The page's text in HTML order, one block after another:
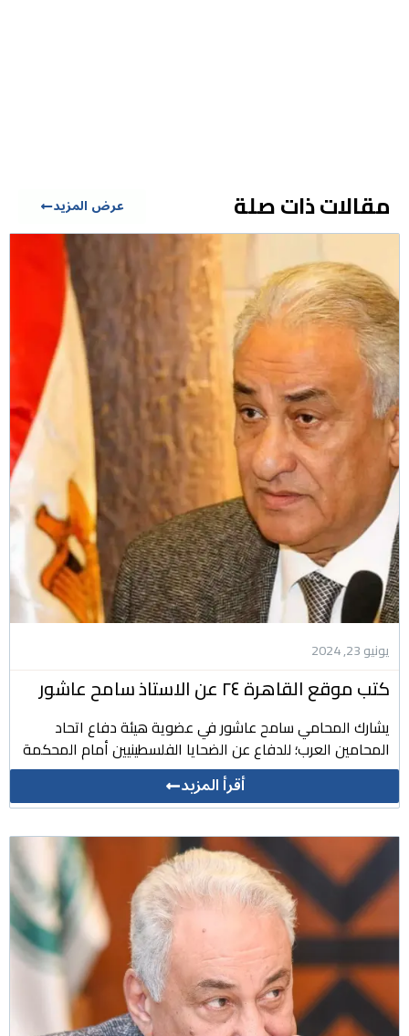
مقالات ذات صلة عرض المزيد
يونيو 23, 2024
كتب موقع القاهرة ٢٤ عن الاستاذ سامح عاشور
يشارك المحامي سامح عاشور في عضوية هيئة دفاع اتحاد
المحامين العرب؛ للدفاع عن الضحايا الفلسطينيين أمام المحكمة
أقرأ المزيد